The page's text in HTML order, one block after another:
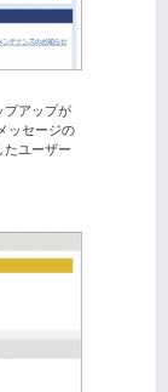
プアップが
ッセージの
たユーザー